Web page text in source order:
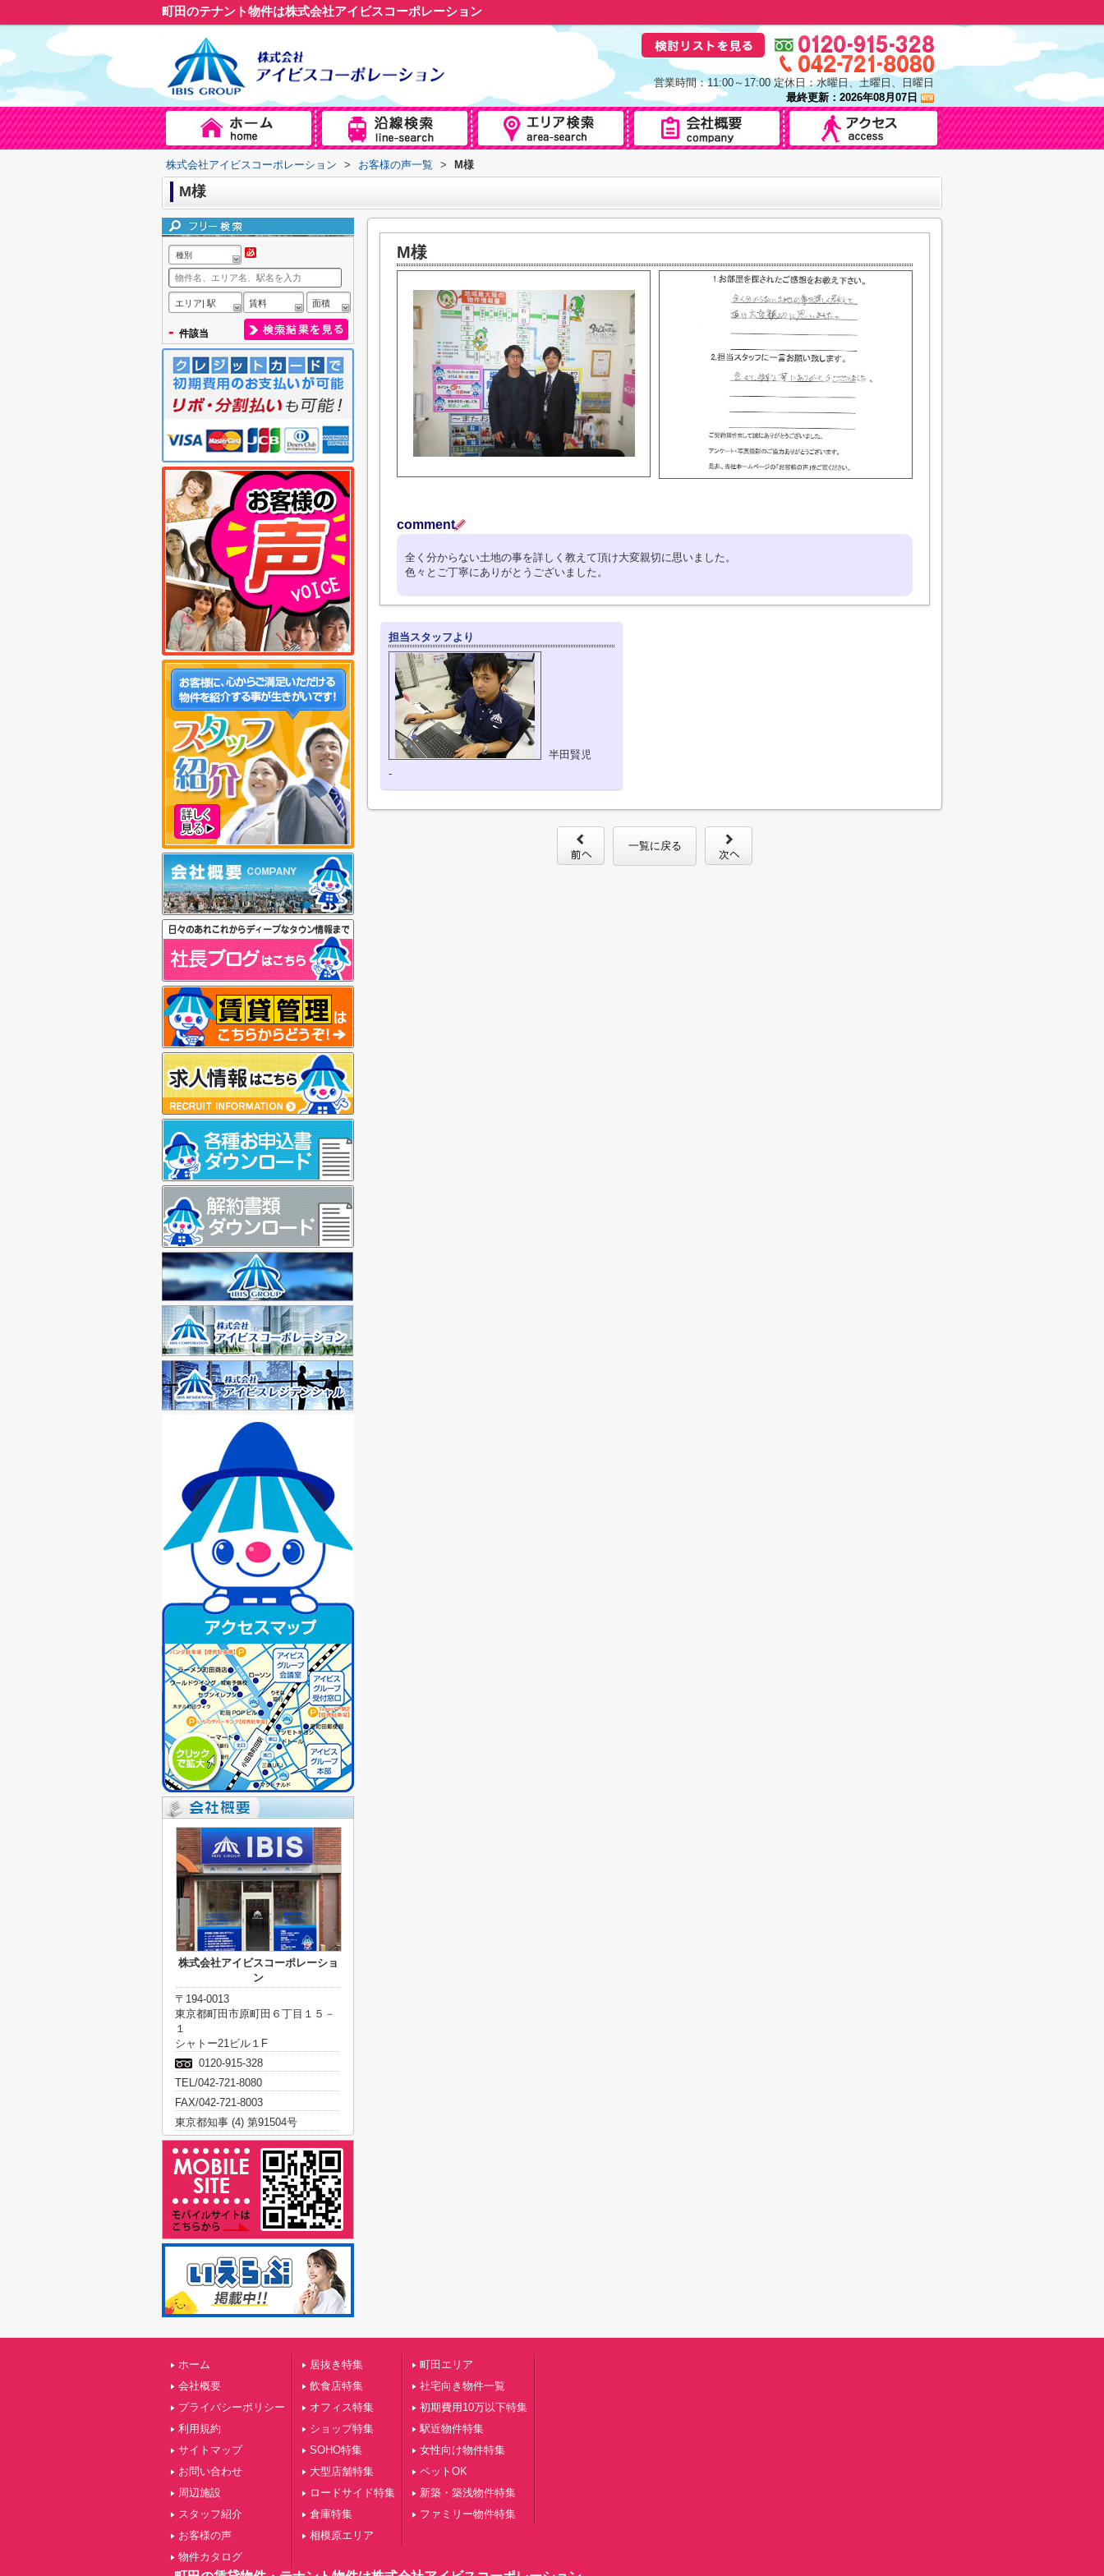
町田のテナント物件は株式会社アイビスコーポレーション
営業時間：11:00～17:00 定休日：水曜日、土曜日、日曜日
最終更新：2026年08月07日
株式会社アイビスコーポレーション > お客様の声一覧 > M様
M様
M様
comment
全く分からない土地の事を詳しく教えて頂け大変親切に思いました。
色々とご丁寧にありがとうございました。
担当スタッフより
半田賢児
-
一覧に戻る
種別
エリア| 駅 賃料 面積
- 件該当
株式会社アイビスコーポレーショ
ン
〒194-0013
東京都町田市原町田６丁目１５－
１
シャトー21ビル１F
0120-915-328
TEL/042-721-8080
FAX/042-721-8003
東京都知事 (4) 第91504号
ホーム
会社概要
プライバシーポリシー
利用規約
サイトマップ
お問い合わせ
周辺施設
スタッフ紹介
お客様の声
物件カタログ
居抜き特集
飲食店特集
オフィス特集
ショップ特集
SOHO特集
大型店舗特集
ロードサイド特集
倉庫特集
相模原エリア
町田エリア
社宅向き物件一覧
初期費用10万以下特集
駅近物件特集
女性向け物件特集
ペットOK
新築・築浅物件特集
ファミリー物件特集